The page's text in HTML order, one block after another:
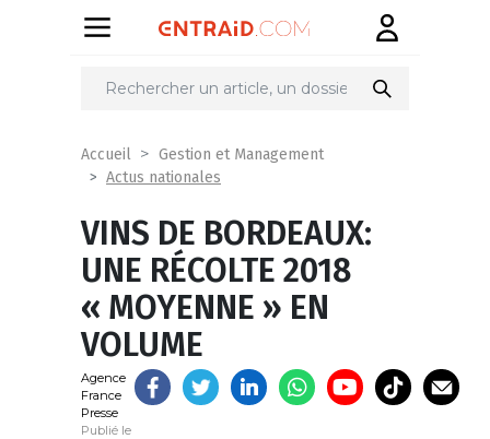
Partager
Accueil
Gestion et Management
Actus nationales
VINS DE BORDEAUX:
UNE RÉCOLTE 2018
« MOYENNE » EN
VOLUME
Agence
France
Presse
Publié le